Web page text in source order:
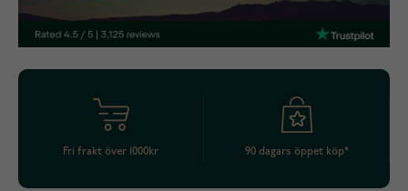
Fri frakt över 1000kr 90 dagars öppet köp*